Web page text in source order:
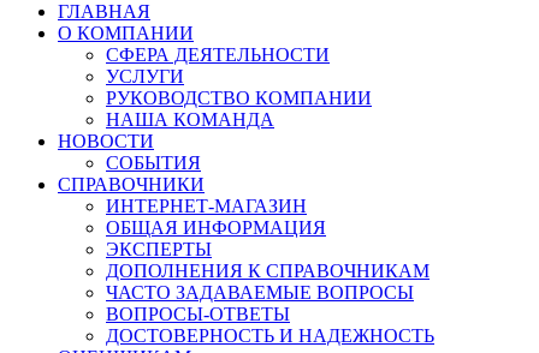
ГЛАВНАЯ
О КОМПАНИИ
СФЕРА ДЕЯТЕЛЬНОСТИ
УСЛУГИ
РУКОВОДСТВО КОМПАНИИ
НАША КОМАНДА
НОВОСТИ
СОБЫТИЯ
СПРАВОЧНИКИ
ИНТЕРНЕТ-МАГАЗИН
ОБЩАЯ ИНФОРМАЦИЯ
ЭКСПЕРТЫ
ДОПОЛНЕНИЯ К СПРАВОЧНИКАМ
ЧАСТО ЗАДАВАЕМЫЕ ВОПРОСЫ
ВОПРОСЫ-ОТВЕТЫ
ДОСТОВЕРНОСТЬ И НАДЕЖНОСТЬ